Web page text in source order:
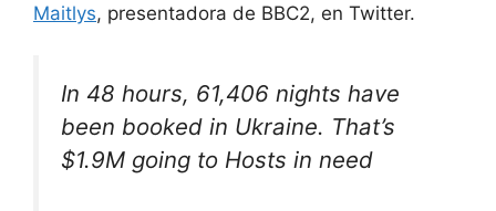
Maitlys, presentadora de BBC2, en Twitter.
In 48 hours, 61,406 nights have
been booked in Ukraine. That’s
$1.9M going to Hosts in need